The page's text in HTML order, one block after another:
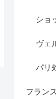
ショ
ヴェ
パリ
フラン